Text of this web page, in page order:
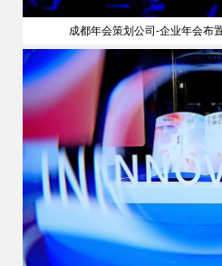
成都年会策划公司-企业年会布